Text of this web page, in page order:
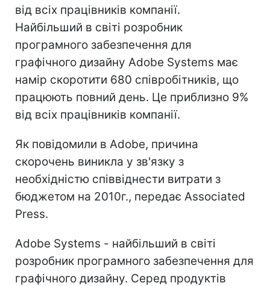
від всіх працівників компанії.
Найбільший в світі розробник
програмного забезпечення для
графічного дизайну Adobe Systems має
намір скоротити 680 співробітників, що
працюють повний день. Це приблизно 9%
від всіх працівників компанії.
Як повідомили в Adobe, причина
скорочень виникла у зв'язку з
необхідністю співвіднести витрати з
бюджетом на 2010г., передає Associated
Press.
Adobe Systems - найбільший в світі
розробник програмного забезпечення для
графічного дизайну. Серед продуктів